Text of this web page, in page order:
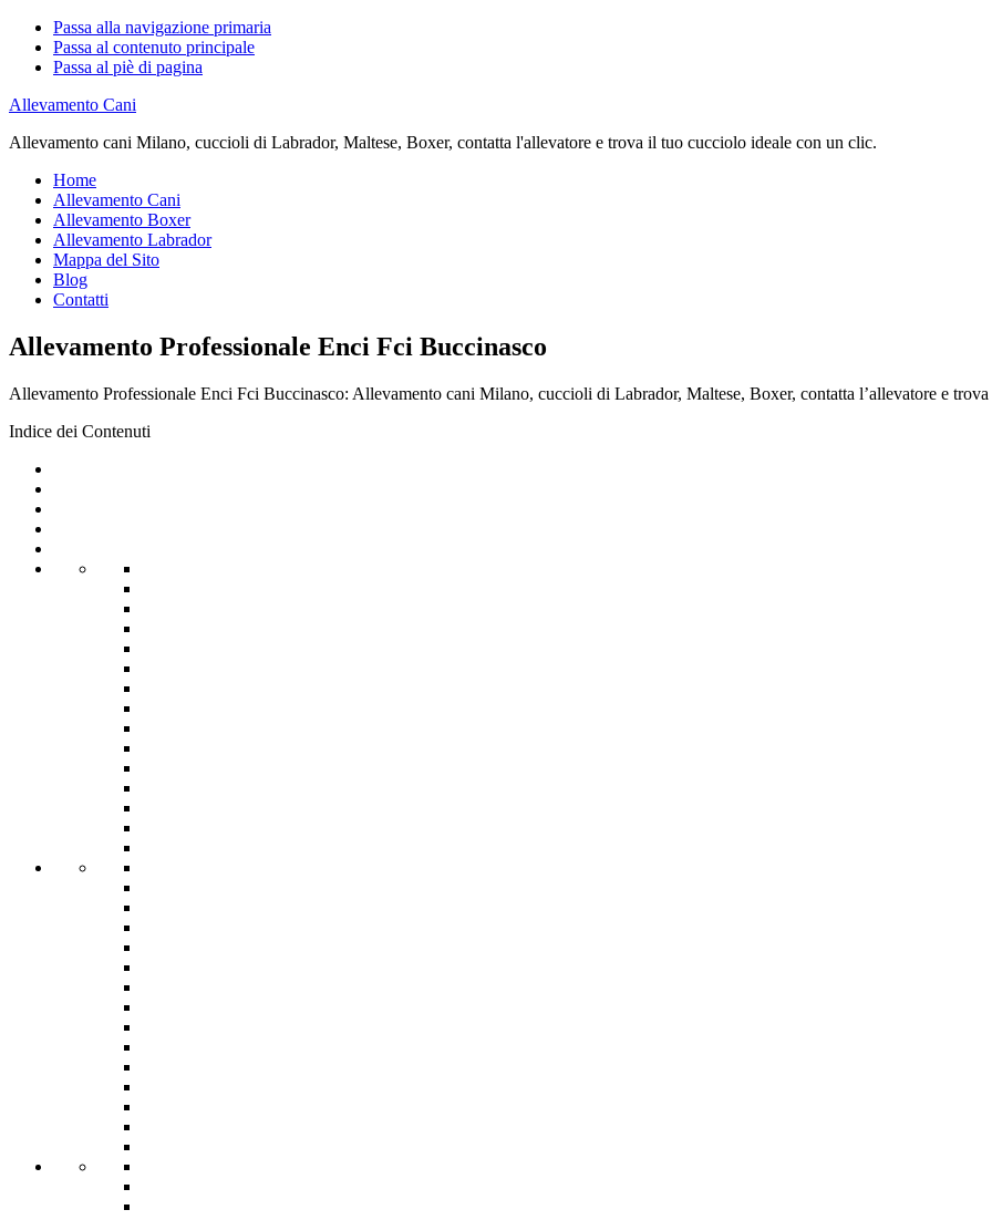
Passa alla navigazione primaria
Passa al contenuto principale
Passa al piè di pagina
Allevamento Cani
Allevamento cani Milano, cuccioli di Labrador, Maltese, Boxer, contatta l'allevatore e trova il tuo cucciolo ideale con un clic.
Home
Allevamento Cani
Allevamento Boxer
Allevamento Labrador
Mappa del Sito
Blog
Contatti
Allevamento Professionale Enci Fci Buccinasco
Allevamento Professionale Enci Fci Buccinasco: Allevamento cani Milano, cuccioli di Labrador, Maltese, Boxer, contatta l’allevatore e
Indice dei Contenuti